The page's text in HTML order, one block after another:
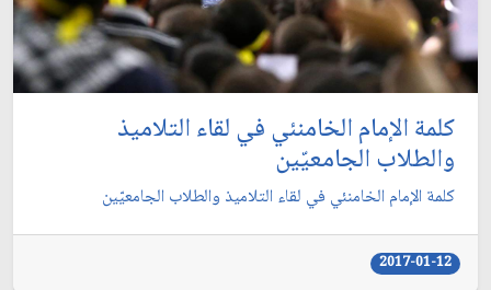
كلمة الإمام الخامنئي في لقاء التلاميذ
والطلاب الجامعيّين
كلمة الإمام الخامنئي في لقاء التلاميذ والطلاب الجامعيّين
2017-01-12